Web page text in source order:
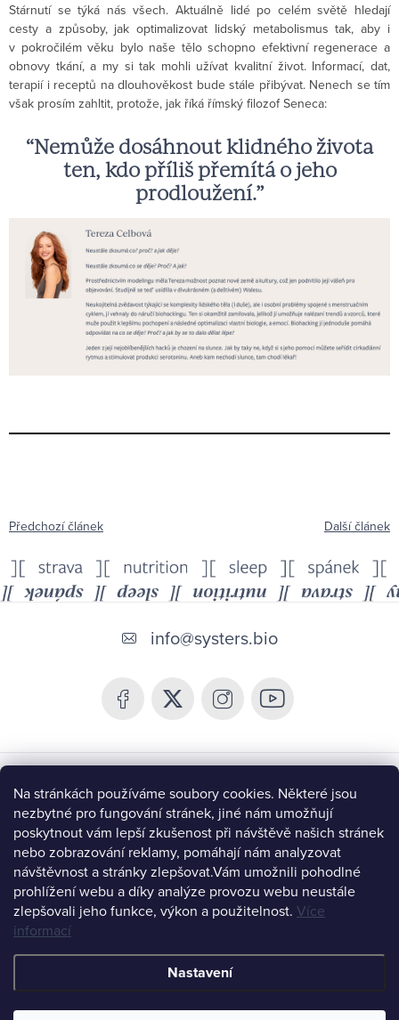
Na stránkách používáme soubory cookies. Některé jsou
nezbytné pro fungování stránek, jiné nám umožňují
poskytnout vám lepší zkušenost při návštěvě našich stránek
nebo zobrazování reklamy, pomáhají nám analyzovat
návštěvnost a stránky zlepšovat.Vám umožnili pohodlné
prohlížení webu a díky analýze provozu webu neustále
zlepšovali jeho funkce, výkon a použitelnost. Více
informací
Nastavení
Stárnutí se týká nás všech. Aktuálně lidé po celém světě hledají
cesty a způsoby, jak optimalizovat lidský metabolismus tak, aby i
v pokročilém věku bylo naše tělo schopno efektivní regenerace a
obnovy tkání, a my si tak mohli užívat kvalitní život. Informací, dat,
terapií i receptů na dlouhověkost bude stále přibývat. Nenech se tím
však prosím zahltit, protože, jak říká římský filozof Seneca:
“Nemůže dosáhnout klidného života
ten, kdo příliš přemítá o jeho
prodloužení.”
Předchozí článek Další článek
Z
í
Chceš být v obraze a získat 10% slevu?
CHCI BÝT V OBRAZE
info@systers.bio
Instagram
Copyright 2026Systers Bio. Všechna práva vyhrazena.Upravit